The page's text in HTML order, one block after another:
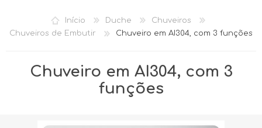
REGISTAR
ENTRAR
Início Duche
Chuveiros
Chuveiros de Embutir
Chuveiro em AI304, com 3 funções
Chuveiro em AI304, com 3
funções